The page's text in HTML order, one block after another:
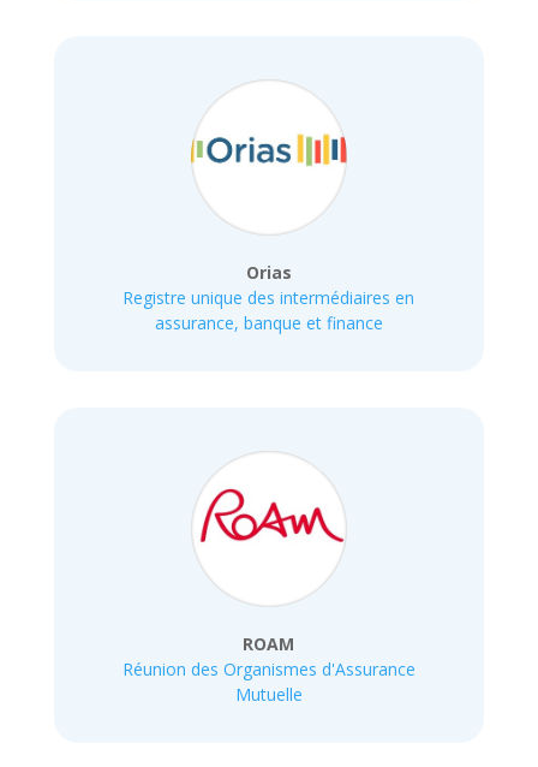
Orias
Registre unique des intermédiaires en
assurance, banque et finance
ROAM
Réunion des Organismes d'Assurance
Mutuelle